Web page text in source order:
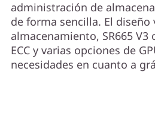
administración de
de forma sencilla. El
almacenamiento, SR665
ECC y varias opciones de
necesidades en cuanto a